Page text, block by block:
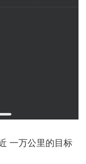
一万公里的目标